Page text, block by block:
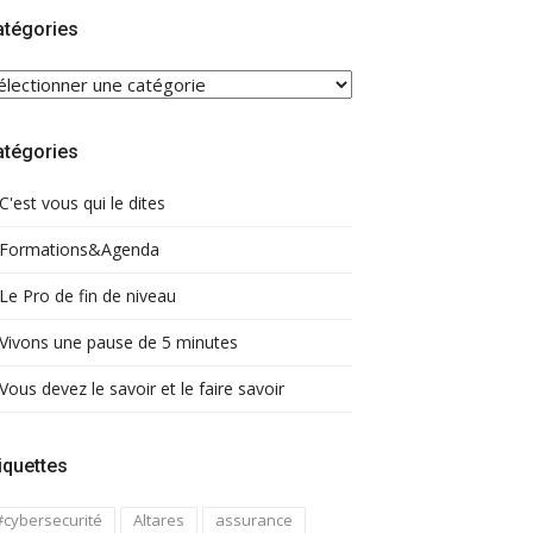
C'est vous qui le dites
Formations&Agenda
Le Pro de fin de niveau
Vivons une pause de 5 minutes
Vous devez le savoir et le faire savoir
Altares assurance